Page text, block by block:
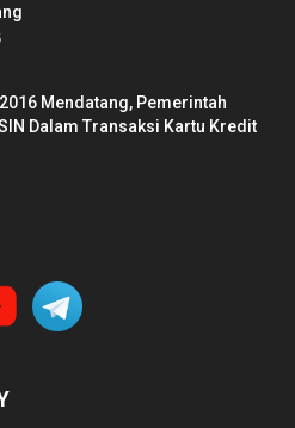
Mendatang, Pemerintah
Dalam Transaksi Kartu Kredit